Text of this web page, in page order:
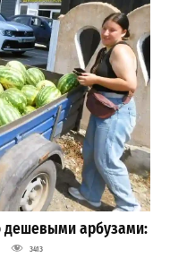
дешевыми арбузами:
3413